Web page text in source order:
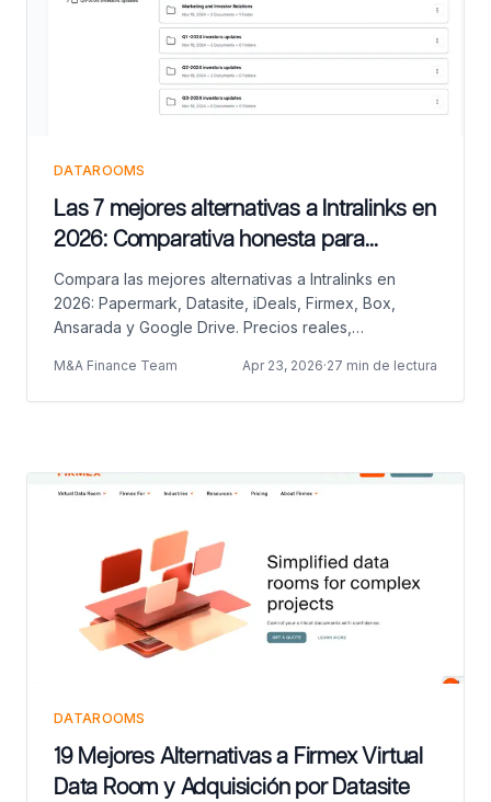
DATAROOMS
Las 7 mejores alternativas a Intralinks en
2026: Comparativa honesta para
profesionales de deals
Compara las mejores alternativas a Intralinks en
2026: Papermark, Datasite, iDeals, Firmex, Box,
Ansarada y Google Drive. Precios reales,
migrando realmente los gestores de fondos
primerizos.
M&A Finance Team Apr 23, 2026·27 min de lectura
DATAROOMS
19 Mejores Alternativas a Firmex Virtual
Data Room y Adquisición por Datasite